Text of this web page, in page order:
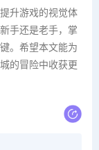
升游戏的视觉体
手还是老手，掌
。希望本文能为
的冒险中收获更